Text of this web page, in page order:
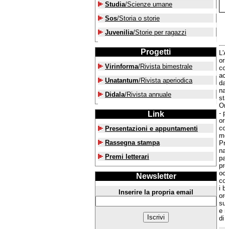
Studia/Scienze umane
Sos/Storia o storie
Juvenilia/Storie per ragazzi
Progetti
Virinforma/Rivista bimestrale
Unatantum/Rivista aperiodica
Didala/Rivista annuale
Link
Presentazioni e appuntamenti
Rassegna stampa
Premi letterari
Newsletter
Inserire la propria email
-
i
e